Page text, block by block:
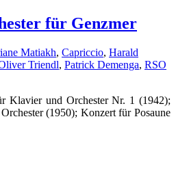
für Genzmer
Matiakh, Capriccio, Harald
Triendl, Patrick Demenga, RSO
Klavier und Orchester Nr. 1 (1942);
(1950); Konzert für Posaune